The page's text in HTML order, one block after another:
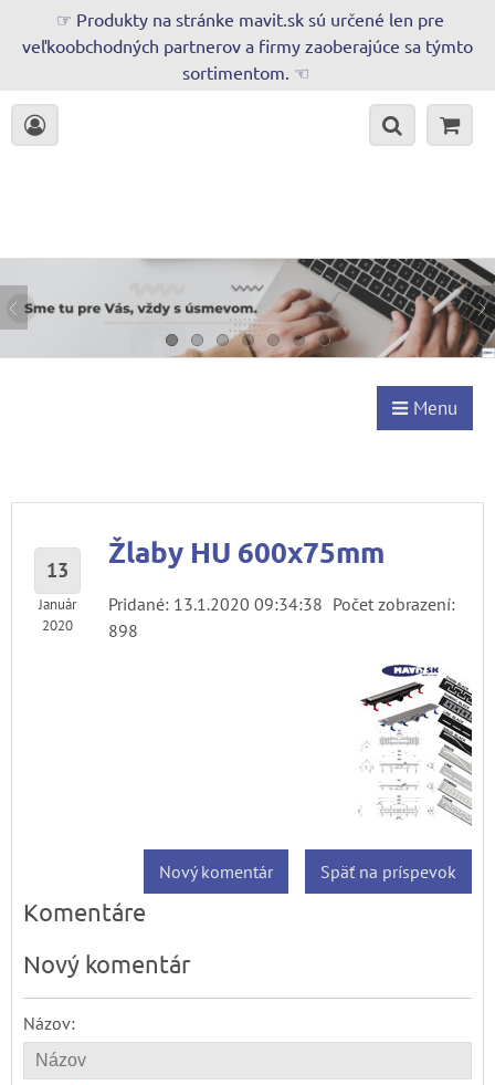
☞ Produkty na stránke mavit.sk sú určené len pre
veľkoobchodných partnerov a firmy zaoberajúce sa týmto
sortimentom. ☜
Menu
13
Január
2020
Žlaby HU 600x75mm
Pridané: 13.1.2020 09:34:38 Počet zobrazení:
898
Späť na príspevok
Nový komentár
Komentáre
Nový komentár
Názov: